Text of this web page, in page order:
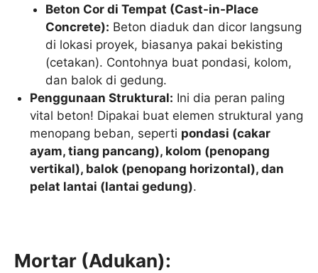
Beton Cor di Tempat (Cast-in-Place
Concrete): Beton diaduk dan dicor langsung
di lokasi proyek, biasanya pakai bekisting
(cetakan). Contohnya buat pondasi, kolom,
dan balok di gedung.
Penggunaan Struktural: Ini dia peran paling
vital beton! Dipakai buat elemen struktural yang
menopang beban, seperti pondasi (cakar
ayam, tiang pancang), kolom (penopang
vertikal), balok (penopang horizontal), dan
pelat lantai (lantai gedung).
Mortar (Adukan):